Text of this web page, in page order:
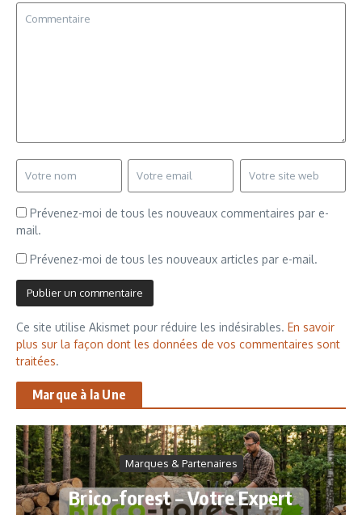
Prévenez-moi de tous les nouveaux commentaires par e-
mail.
Prévenez-moi de tous les nouveaux articles par e-mail.
Ce site utilise Akismet pour réduire les indésirables. En savoir
plus sur la façon dont les données de vos commentaires sont
traitées.
Marque à la Une
Marques & Partenaires
Brico-forest – Votre Expert